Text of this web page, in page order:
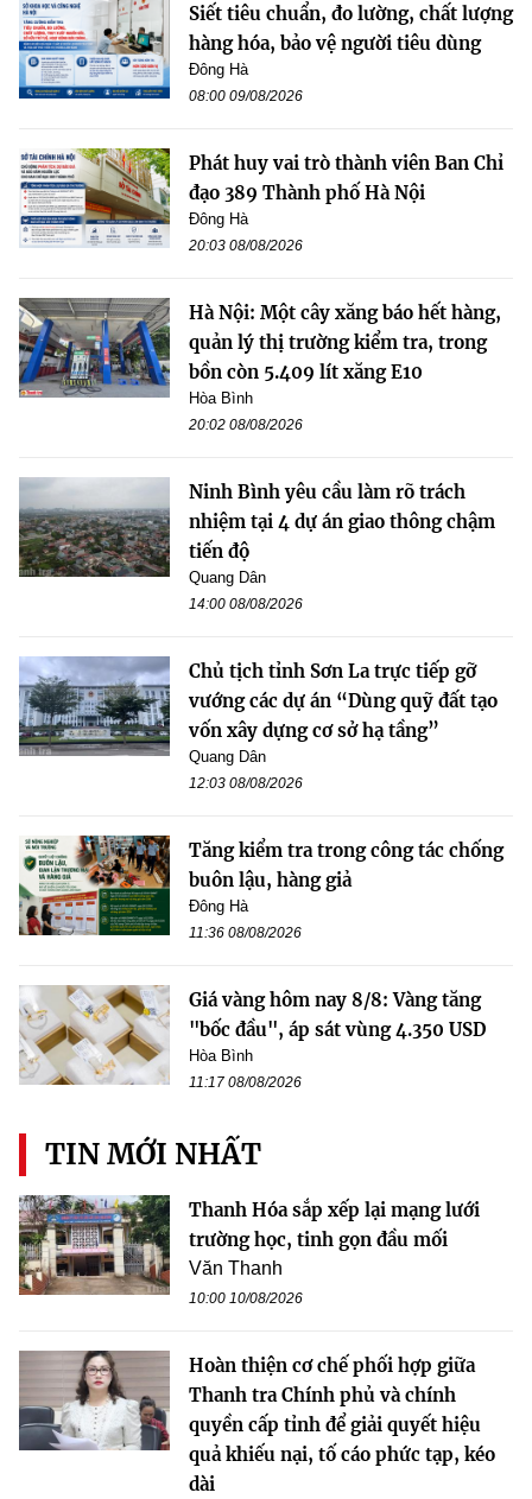
Siết tiêu chuẩn, đo lường, chất lượng
hàng hóa, bảo vệ người tiêu dùng
Đông Hà
08:00 09/08/2026
Phát huy vai trò thành viên Ban Chỉ
đạo 389 Thành phố Hà Nội
Đông Hà
20:03 08/08/2026
Hà Nội: Một cây xăng báo hết hàng,
quản lý thị trường kiểm tra, trong
bồn còn 5.409 lít xăng E10
Hòa Bình
20:02 08/08/2026
Ninh Bình yêu cầu làm rõ trách
nhiệm tại 4 dự án giao thông chậm
tiến độ
Quang Dân
14:00 08/08/2026
Chủ tịch tỉnh Sơn La trực tiếp gỡ
vướng các dự án “Dùng quỹ đất tạo
vốn xây dựng cơ sở hạ tầng”
Quang Dân
12:03 08/08/2026
Tăng kiểm tra trong công tác chống
buôn lậu, hàng giả
Đông Hà
11:36 08/08/2026
Giá vàng hôm nay 8/8: Vàng tăng
"bốc đầu", áp sát vùng 4.350 USD
Hòa Bình
11:17 08/08/2026
TIN MỚI NHẤT
Thanh Hóa sắp xếp lại mạng lưới
trường học, tinh gọn đầu mối
Văn Thanh
10:00 10/08/2026
Hoàn thiện cơ chế phối hợp giữa
Thanh tra Chính phủ và chính
quyền cấp tỉnh để giải quyết hiệu
quả khiếu nại, tố cáo phức tạp, kéo
dài